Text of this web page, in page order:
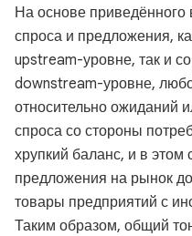
На основе
спроса и предложения,
upstream-уровне, так и
downstream-уровне,
относительно ожиданий
спроса со стороны
хрупкий баланс, и в этом
предложения на рынок
товары предприятий с
Таким образом, общий